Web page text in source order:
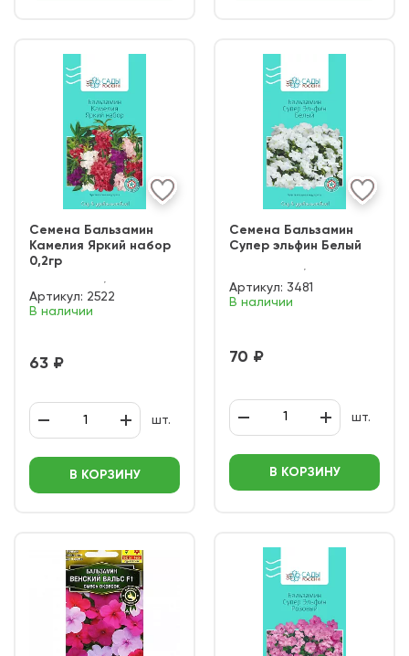
Семена Бальзамин
Камелия Яркий набор
0,2гр
Артикул: 2522
В наличии
63 ₽
шт.
В КОРЗИНУ
Семена Бальзамин
Супер эльфин Белый
Артикул: 3481
В наличии
70 ₽
шт.
В КОРЗИНУ